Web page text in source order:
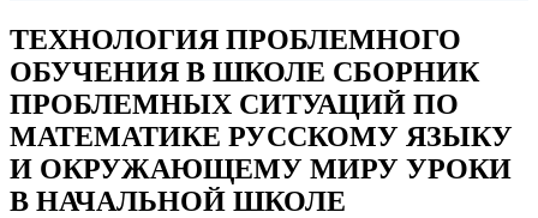
ТЕХНОЛОГИЯ ПРОБЛЕМНОГО
ОБУЧЕНИЯ В ШКОЛЕ СБОРНИК
ПРОБЛЕМНЫХ СИТУАЦИЙ ПО
МАТЕМАТИКЕ РУССКОМУ ЯЗЫКУ
И ОКРУЖАЮЩЕМУ МИРУ УРОКИ
В НАЧАЛЬНОЙ ШКОЛЕ